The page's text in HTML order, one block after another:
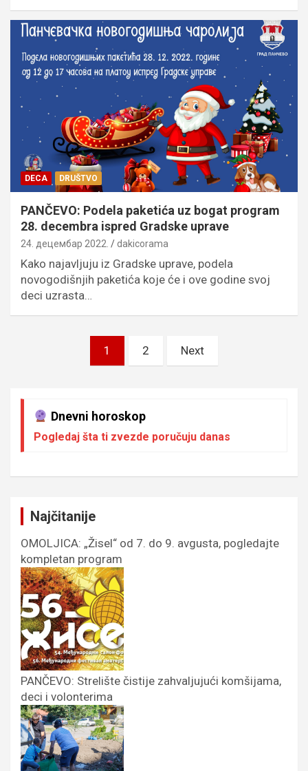
DECA DRUŠTVO
PANČEVO: Podela paketića uz bogat program
28. decembra ispred Gradske uprave
24. децембар 2022. dakicorama
Kako najavljuju iz Gradske uprave, podela
novogodišnjih paketića koje će i ove godine svoj
deci uzrasta…
Пагинација1 2 Next
Dnevni horoskop
Pogledaj šta ti zvezde poručuju danas
Najčitanije
OMOLJICA: „Žisel“ od 7. do 9. avgusta, pogledajte
kompletan program
PANČEVO: Strelište čistije zahvaljujući komšijama,
deci i volonterima